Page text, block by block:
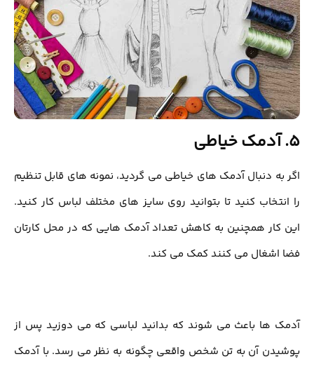
5. آدمک خیاطی
اگر به دنبال آدمك ‌های خیاطی می‌ گردید، نمونه‌ های قابل تنظیم
را انتخاب کنید تا بتوانید روی سایز های مختلف لباس کار کنید.
این كار همچنین به کاهش تعداد آدمک هایی که در محل كارتان
فضا اشغال می کنند کمک می کند.
آدمک ‌ها باعث مي شوند كه بدانيد لباسی که مي دوزيد پس از
پوشیدن آن به تن شخص واقعی چگونه به نظر مي رسد. با آدمك